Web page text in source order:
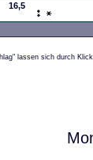
16,5
lassen sich durch